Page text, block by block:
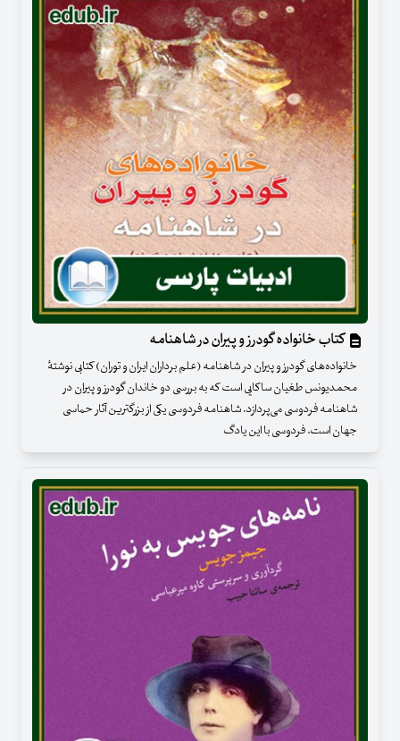
کتاب خانواده گودرز و پیران در شاهنامه
خانواده‌های گودرز و پیران در شاهنامه (علم برداران ایران و توران) کتابی نوشتهٔ
محمدیونس طغیان ساکایی است که به بررسی دو خاندان گودرز و پیران در
شاهنامه فردوسی می‌پردازد. شاهنامه فردوسی یکی از بزرگترین آثار حماسی
جهان است. فردوسی با این یادگ